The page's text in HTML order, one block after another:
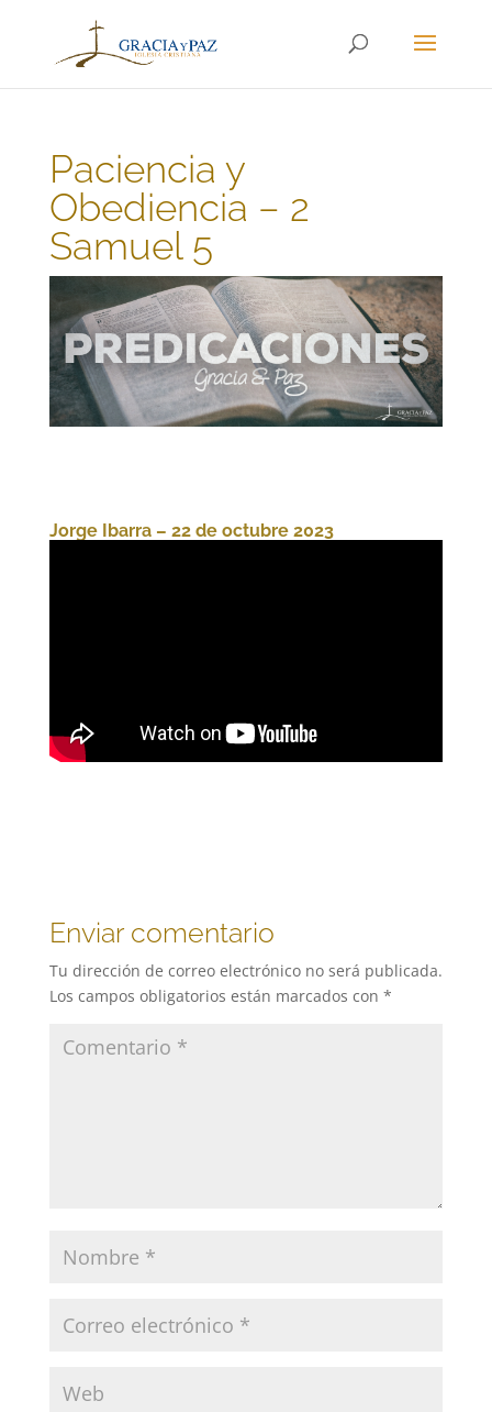
Paciencia y
Obediencia – 2
Samuel 5
Jorge Ibarra – 22 de octubre 2023
Enviar comentario
Tu dirección de correo electrónico no será publicada.
Los campos obligatorios están marcados con *